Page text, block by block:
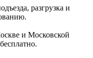
разгрузка и
и Московской